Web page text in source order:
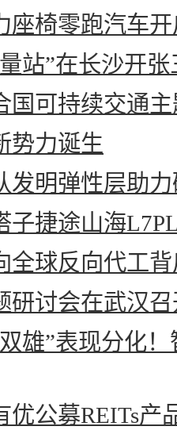
座椅零跑汽车
站”在长沙开
国可持续交通
势力诞生
发明弹性层助
子捷途山海
全球反向代工
研讨会在武汉
雄”表现分化
优公募REITs产